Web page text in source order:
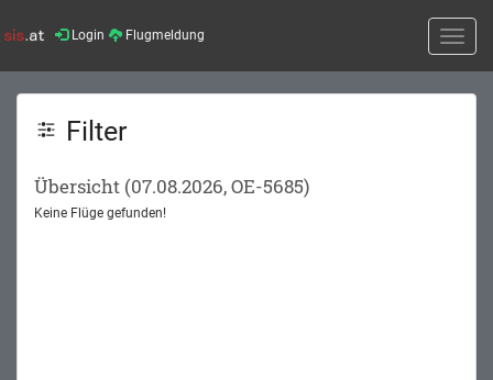
Login Flugmeldung
Toggle
Filter
Übersicht (07.08.2026, OE-5685)
Keine Flüge gefunden!